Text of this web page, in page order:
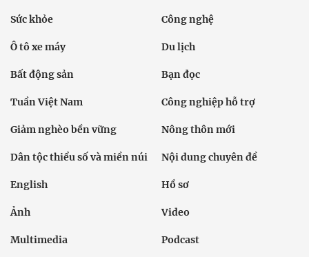
Sức khỏe Công nghệ
Ô tô xe máy Du lịch
Bất động sản Bạn đọc
Tuần Việt Nam Công nghiệp hỗ trợ
Giảm nghèo bền vững Nông thôn mới
Dân tộc thiểu số và miền núi Nội dung chuyên đề
English Hồ sơ
Ảnh Video
Multimedia Podcast